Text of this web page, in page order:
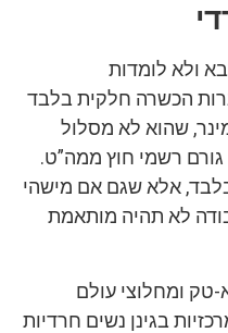
ולא לומדות
הכשרה חלקית בלבד
שהוא לא מסלול
רשמי חוץ ממה”ט.
אלא שגם אם מישהי
לא תהיה מותאמת
טק ומחלוצי עולם
בגינן נשים חרדיות